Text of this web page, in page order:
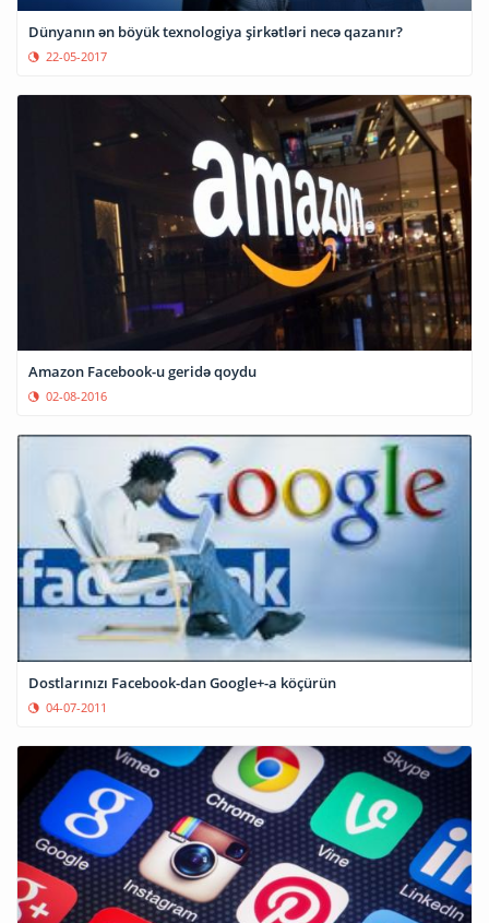
Dünyanın ən böyük texnologiya şirkətləri necə qazanır?
22-05-2017
Amazon Facebook-u geridə qoydu
02-08-2016
Dostlarınızı Facebook-dan Google+-a köçürün
04-07-2011